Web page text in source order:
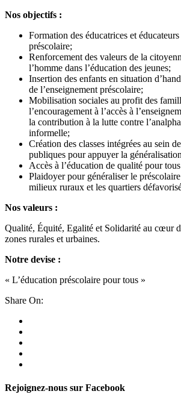
Nos objectifs :
Formation des éducatrices et
préscolaire;
Renforcement des valeurs de la
l’homme dans l’éducation des jeunes;
Insertion des enfants en situation
de l’enseignement préscolaire;
Mobilisation sociales au profit des
l’encouragement à l’accès à
la contribution à la lutte contre
informelle;
Création des classes intégrées au sein
publiques pour appuyer la
Accès à l’éducation de qualité pour
Plaidoyer pour généraliser le
milieux ruraux et les quartiers
Nos valeurs :
Qualité, Équité, Egalité et Solidarité au cœur
zones rurales et urbaines.
Notre devise :
« L’éducation préscolaire pour tous »
Share On:
Rejoignez-nous sur Facebook